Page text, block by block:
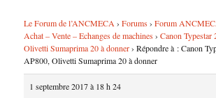
Le Forum de l’ANCMECA › Forums › Forum
Achat – Vente – Echanges de machines › Canon Typestar
Olivetti Sumaprima 20 à donner › Répondre à : Canon
AP800, Olivetti Sumaprima 20 à donner
1 septembre 2017 à 18 h 24